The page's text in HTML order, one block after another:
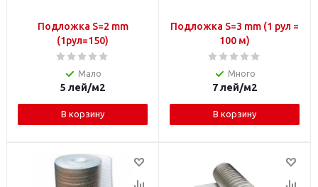
Подложка S=2 mm
(1рул=150)
Мало
5 лей/м2
В корзину
Подложка S=3 mm (1 рул =
100 м)
Много
7лей/м2
В корзину